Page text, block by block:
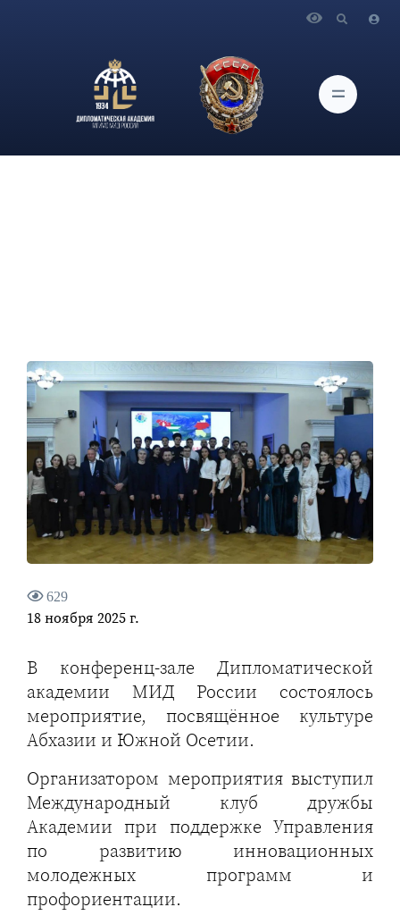
России состоялось мероприятие, посвящённое культуре
Абхазии и Южной Осетии.
629
18 ноября 2025 г.
В конференц-зале Дипломатической
академии МИД России состоялось
мероприятие, посвящённое культуре
Абхазии и Южной Осетии.
Организатором мероприятия выступил
Международный клуб дружбы
Академии при поддержке Управления
по развитию инновационных
молодежных программ и
профориентации.